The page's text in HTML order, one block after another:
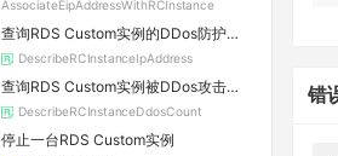
AssociateEipAddressWithRCInstance
查询RDS Custom实例的DDos防护信息及所属原生防护实例的详情
DescribeRCInstanceIpAddress
查询RDS Custom实例被DDos攻击的数量
DescribeRCInstanceDdosCount
停止一台RDS Custom实例
错